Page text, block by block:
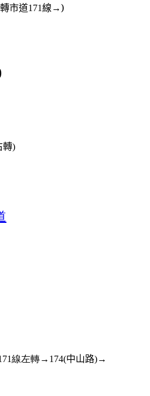
市道171線→)
轉)
線左轉→ 174(中山路)→